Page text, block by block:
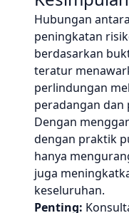
Hubungan
peningkatan
berdasarkan
teratur
perlindungan
peradangan dan
Dengan
dengan praktik
hanya
juga
keseluruhan.
Penting: